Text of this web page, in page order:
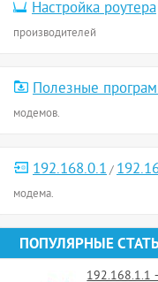
Настройка роутера
производителей
Полезные
модемов.
192.168.0.1/
модема.
ПОПУЛЯРНЫЕ
192.168.1.1